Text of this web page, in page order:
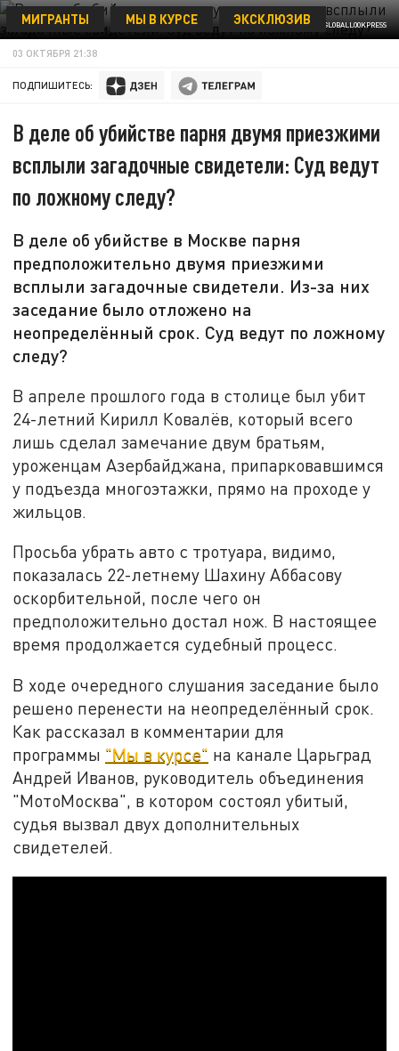
ILYA MOSKOVETS/GLOBALLOOKPRESS
МИГРАНТЫ МЫ В КУРСЕ ЭКСКЛЮЗИВ
03 ОКТЯБРЯ 21:38
ПОДПИШИТЕСЬ:
В деле об убийстве парня двумя приезжими
всплыли загадочные свидетели: Суд ведут
по ложному следу?
В деле об убийстве в Москве парня
предположительно двумя приезжими
всплыли загадочные свидетели. Из-за них
заседание было отложено на
неопределённый срок. Суд ведут по ложному
следу?
В апреле прошлого года в столице был убит
24-летний Кирилл Ковалёв, который всего
лишь сделал замечание двум братьям,
уроженцам Азербайджана, припарковавшимся
у подъезда многоэтажки, прямо на проходе у
жильцов.
Просьба убрать авто с тротуара, видимо,
показалась 22-летнему Шахину Аббасову
оскорбительной, после чего он
предположительно достал нож. В настоящее
время продолжается судебный процесс.
В ходе очередного слушания заседание было
решено перенести на неопределённый срок.
Как рассказал в комментарии для
программы "Мы в курсе" на канале Царьград
Андрей Иванов, руководитель объединения
"МотоМосква", в котором состоял убитый,
судья вызвал двух дополнительных
свидетелей.